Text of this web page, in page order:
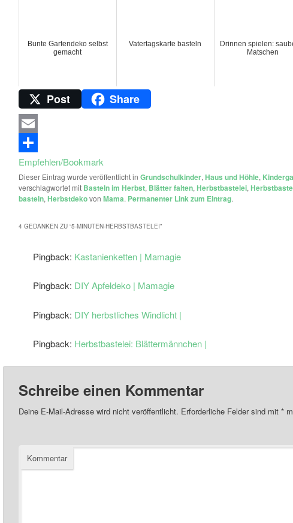
Bunte Gartendeko selbst
gemacht
Vatertagskarte basteln
Drinnen spielen:
Matschen
Post Share
Email
Empfehlen/Bookmark
Dieser Eintrag wurde veröffentlicht in Grundschulkinder, Haus und Höhle,
verschlagwortet mit Basteln im Herbst, Blätter falten, Herbstbastelei,
basteln, Herbstdekovon Mama. Permanenter Link zum Eintrag.
4 GEDANKEN ZU “5-MINUTEN-HERBSTBASTELEI”
Pingback: Kastanienketten | Mamagie
Pingback: DIY Apfeldeko | Mamagie
Pingback: DIY herbstliches Windlicht |
Pingback: Herbstbastelei: Blättermännchen |
Schreibe einen Kommentar
Deine E-Mail-Adresse wird nicht veröffentlicht. Erforderliche Felder sind mit *
Kommentar